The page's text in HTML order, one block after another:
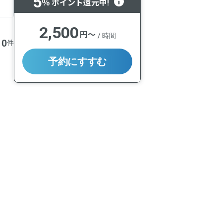
0件
％ ポイント還元中!
2,500 円〜 / 時間
予約にすすむ